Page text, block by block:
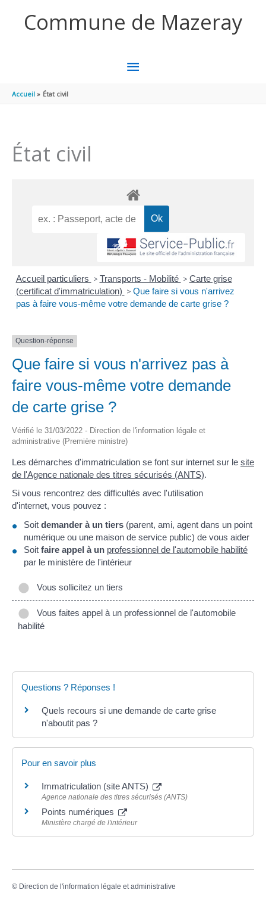
Commune de Mazeray
MENU
Accueil État civil
État civil
Accueil particuliers > Transports - Mobilité > Carte grise
(certificat d'immatriculation) > Que faire si vous n'arrivez
pas à faire vous-même votre demande de carte grise ?
Question-réponse
Que faire si vous n'arrivez pas à
faire vous-même votre demande
de carte grise ?
Vérifié le 31/03/2022 - Direction de l'information légale et
administrative (Première ministre)
Les démarches d'immatriculation se font sur internet sur le site
de l'Agence nationale des titres sécurisés (ANTS).
Si vous rencontrez des difficultés avec l'utilisation
d'internet, vous pouvez :
Soit demander à un tiers (parent, ami, agent dans un point
numérique ou une maison de service public) de vous aider
Soit faire appel à un professionnel de l'automobile habilité
par le ministère de l'intérieur
Vous sollicitez un tiers
Vous faites appel à un professionnel de l'automobile
habilité
Questions ? Réponses !
Quels recours si une demande de carte grise
n'aboutit pas ?
Pour en savoir plus
Immatriculation (site ANTS)
Agence nationale des titres sécurisés (ANTS)
Points numériques
Ministère chargé de l'intérieur
© Direction de l'information légale et administrative